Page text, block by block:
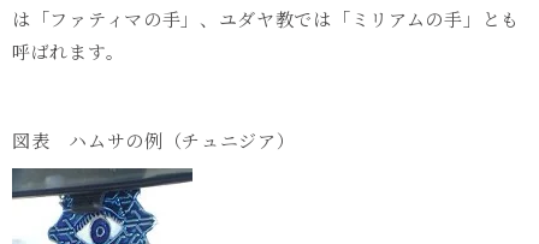
は「ファティマの手」、ユダヤ教では「ミリアムの手」とも
呼ばれます。
図表 ハムサの例（チュニジア）